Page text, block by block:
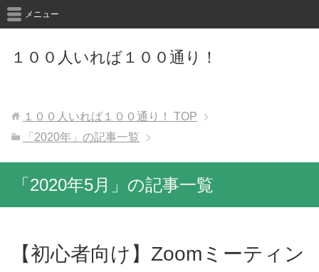
１００人いれば１００通り！
メニュー
１００人いれば１００通り！
TOP
「2020年」の記事一覧
「2020年5月」の記事一覧
【初心者向け】Zoomミーティン